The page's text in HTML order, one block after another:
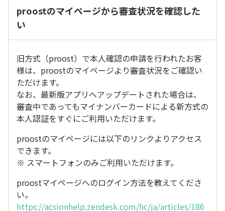
proostのマイページから審査状況を確認した
い
旧方式（proost）で本人確認の申請を行われたお客
様は、proostのマイページより審査状況をご確認い
ただけます。
なお、最新版アプリへアップデートされた場合は、
審査中であってもマイナンバーカードによる新方式の
本人認証をすぐにご利用いただけます。
proostのマイページには以下のリンクよりアクセス
できます。
※ スマートフォンのみご利用いただけます。
proostマイページへのログイン方法を教えてくださ
い。
https://acsionhelp.zendesk.com/hc/ja/articles/186